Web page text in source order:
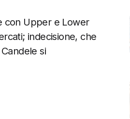
con Upper e Lower
indecisione, che
si